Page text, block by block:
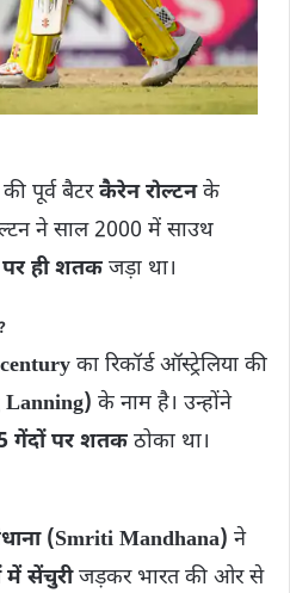
पूर्व बैटरकैरेन रोल्टनके
ने साल 2000 में साउथ
ही शतक जड़ा था।
का रिकॉर्ड ऑस्ट्रेलिया की
के नाम है। उन्होंने
गेंदों पर शतक ठोका था।
(Smriti Mandhana) ने
में सेंचुरीजड़कर भारत की ओर से